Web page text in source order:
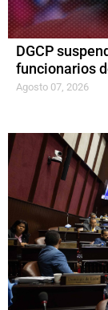
DGCP
funcionarios
Agosto 07, 2026